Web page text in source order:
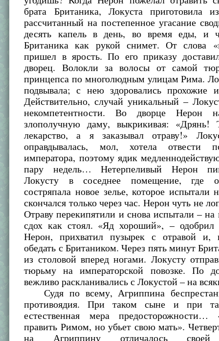
брата Британика, Локуста приготовила
рассчитанный на постепенное угасание
десять капель в день, во время еды, и
Британика как рукой снимет. От слова
пришел в ярость. По его приказу
дворец. Волокли за волосы от самой
принцепса по многолюдным улицам Рима.
подвывала; с нею здоровались прохожие
Действительно, случай уникальный –
некомпетентности. Во дворце Нерон
злополучную даму, выкрикивая: «Дрянь!
лекарство, а я заказывал отраву!»
оправдывалась, мол, хотела отвести
императора, поэтому ядик
пару недель… Нетерпеливый Нерон
Локусту в соседнее помещение, где
состряпала новое зелье, которое испытали
скончался только через час. Нерон чуть не
Отраву перекипятили и снова испытали – на
сдох как стоял. «Яд хороший», – одобрил
Нерон, прихватил пузырек с отравой и,
обедать с Британиком. Через пять минут
из столовой вперед ногами. Локусту
тюрьму на императорской повозке. По
вежливо раскланивались с Локустой – на
Судя по всему, Агриппина
противоядия. При таком сыне и при
естественная мера предосторожности…
править Римом, но убьет свою мать».
на Агриппину отличалось своей